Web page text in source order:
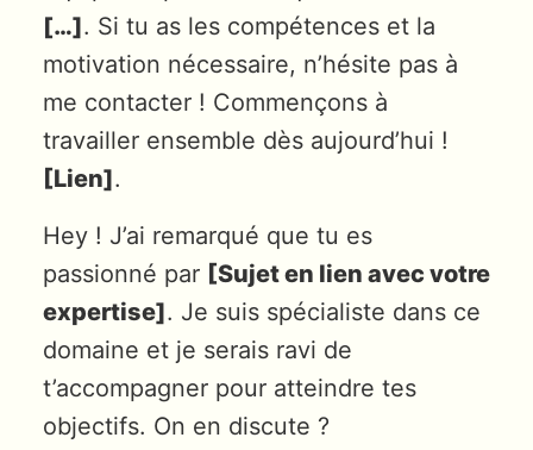
[…]. Si tu as les compétences et la
motivation nécessaire, n’hésite pas à
me contacter ! Commençons à
travailler ensemble dès aujourd’hui !
[Lien].
Hey ! J’ai remarqué que tu es
passionné par [Sujet en lien avec votre
expertise]. Je suis spécialiste dans ce
domaine et je serais ravi de
t’accompagner pour atteindre tes
objectifs. On en discute ?